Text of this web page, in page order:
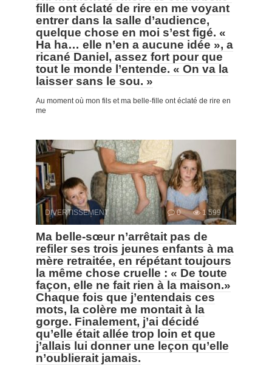
fille ont éclaté de rire en me voyant
entrer dans la salle d’audience,
quelque chose en moi s’est figé. «
Ha ha… elle n’en a aucune idée », a
ricané Daniel, assez fort pour que
tout le monde l’entende. « On va la
laisser sans le sou. »
Au moment où mon fils et ma belle-fille ont éclaté de rire en
me
DIVERTISSEMENT 0 1 599
Ma belle-sœur n’arrêtait pas de
refiler ses trois jeunes enfants à ma
mère retraitée, en répétant toujours
la même chose cruelle : « De toute
façon, elle ne fait rien à la maison.»
Chaque fois que j’entendais ces
mots, la colère me montait à la
gorge. Finalement, j’ai décidé
qu’elle était allée trop loin et que
j’allais lui donner une leçon qu’elle
n’oublierait jamais.